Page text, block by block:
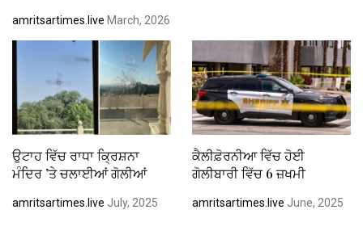
amritsartimes.live March, 2026
ਉਟਾਹ ਵਿੱਚ ਰਾਧਾ ਕ੍ਰਿਸ਼ਨਾ
ਮੰਦਿਰ ’ਤੇ ਚਲਾਈਆਂ ਗੋਲੀਆਂ
amritsartimes.live July, 2025
ਕੈਲੀਫ਼ੋਰਨੀਆ ਵਿੱਚ ਹੋਈ
ਗੋਲੀਬਾਰੀ ਵਿੱਚ 6 ਜ਼ਖਮੀ
amritsartimes.live June, 2025